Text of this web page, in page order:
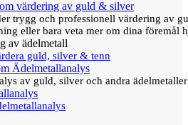
värdering av guld & silver
trygg och professionell värdering av
eller bara veta mer om dina föremål
av ädelmetall
guld, silver & tenn
Ädelmetallanalys
av guld, silver och andra